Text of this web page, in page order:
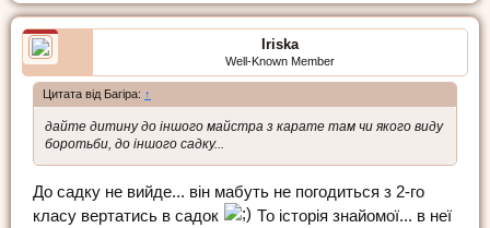
Iriska
Well-Known Member
Цитата від Багіра: ↑
дайте дитину до іншого майстра з карате там чи якого виду
боротьби, до іншого садку...
До садку не вийде... він мабуть не погодиться з 2-го
класу вертатись в садок
То історія знайомої... в неї